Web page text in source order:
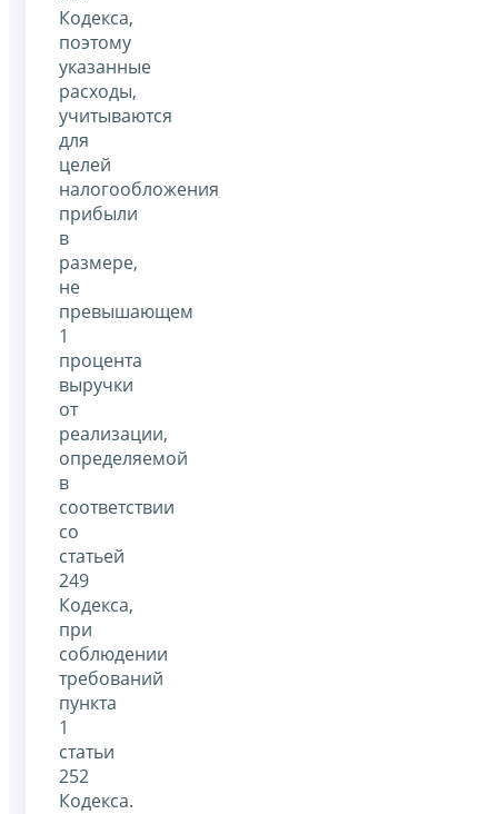
Кодекса,
поэтому
указанные
расходы,
учитываются
для
целей
налогообложения
прибыли
в
размере,
не
превышающем
1
процента
выручки
от
реализации,
определяемой
в
соответствии
со
статьей
249
Кодекса,
при
соблюдении
требований
пункта
1
статьи
252
Кодекса.